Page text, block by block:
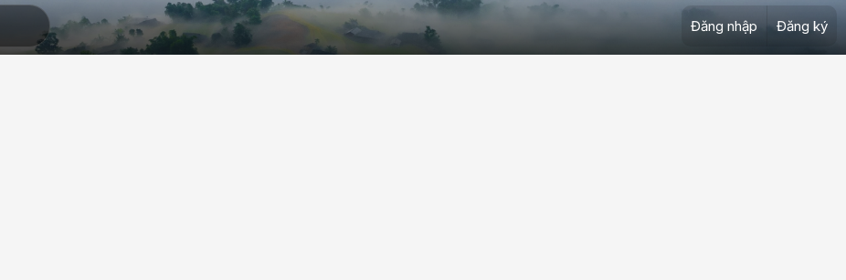
Đăng nhập Đăng ký